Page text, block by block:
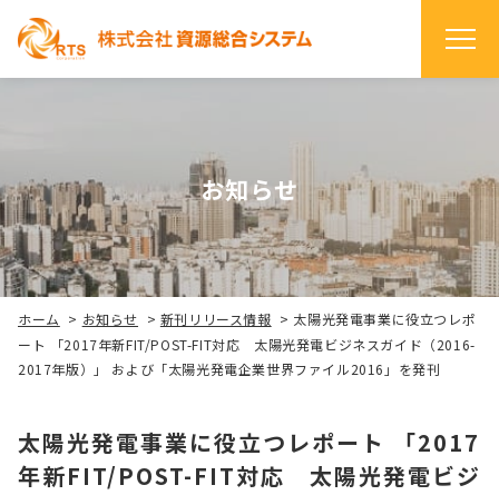
お知らせ
ホーム > お知らせ > 新刊リリース情報 > 太陽光発電事業に役立つレポ
ート 「2017年新FIT/POST-FIT対応 太陽光発電ビジネスガイド（2016-
2017年版）」 および「太陽光発電企業世界ファイル2016」を発刊
太陽光発電事業に役立つレポート 「2017
年新FIT/POST-FIT対応 太陽光発電ビジ